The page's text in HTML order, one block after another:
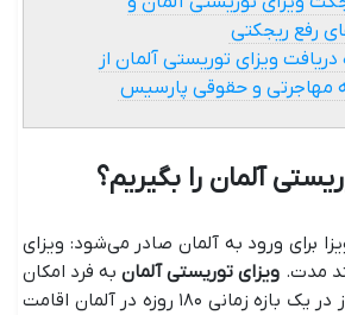
رفع ریجکتی
ویزای توریستی آلمان از
و حقوقی پارسیس
آلمان را بگیریم؟
برای ورود به آلمان صادر می‌شود: ویزای
مدت. ویزای توریستی آلمانبه فرد امکان
می‌دهد به مدت ۹۰ روز در یک بازه زمانی ۱۸۰ روزه در آلمان اقامت